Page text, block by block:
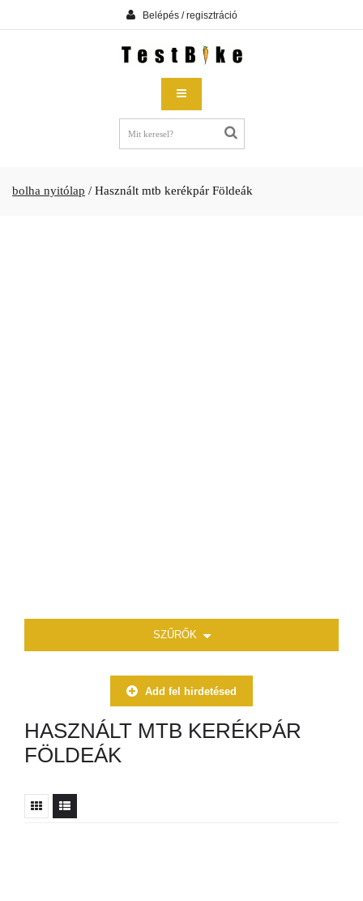
Belépés / regisztráció
bolha nyitólap / Használt mtb kerékpár Földeák
SZŰRŐK
Add fel hirdetésed
HASZNÁLT MTB KERÉKPÁR
FÖLDEÁK